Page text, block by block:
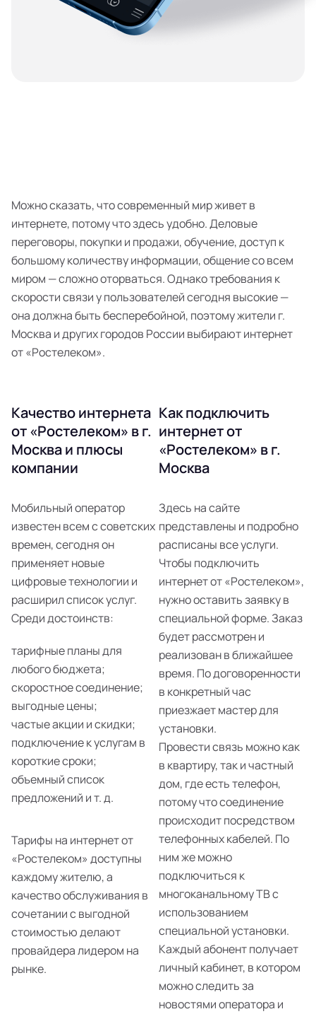
Можно сказать, что современный мир живет в
интернете, потому что здесь удобно. Деловые
переговоры, покупки и продажи, обучение, доступ к
большому количеству информации, общение со всем
миром — сложно оторваться. Однако требования к
скорости связи у пользователей сегодня высокие —
она должна быть бесперебойной, поэтому жители г.
Москва и других городов России выбирают интернет
от «Ростелеком».
Качество интернета
от «Ростелеком» в г.
Москва и плюсы
компании
Мобильный оператор
известен всем с советских
времен, сегодня он
применяет новые
цифровые технологии и
расширил список услуг.
Среди достоинств:
тарифные планы для
любого бюджета;
скоростное соединение;
выгодные цены;
частые акции и скидки;
подключение к услугам в
короткие сроки;
объемный список
предложений и т. д.
Тарифы на интернет от
«Ростелеком» доступны
каждому жителю, а
качество обслуживания в
сочетании с выгодной
стоимостью делают
провайдера лидером на
рынке.
Как подключить
интернет от
«Ростелеком» в г.
Москва
Здесь на сайте
представлены и подробно
расписаны все услуги.
Чтобы подключить
интернет от «Ростелеком»,
нужно оставить заявку в
специальной форме. Заказ
будет рассмотрен и
реализован в ближайшее
время. По договоренности
в конкретный час
приезжает мастер для
установки.
Провести связь можно как
в квартиру, так и частный
дом, где есть телефон,
потому что соединение
происходит посредством
телефонных кабелей. По
ним же можно
подключиться к
многоканальному ТВ с
использованием
специальной установки.
Каждый абонент получает
личный кабинет, в котором
можно следить за
новостями оператора и